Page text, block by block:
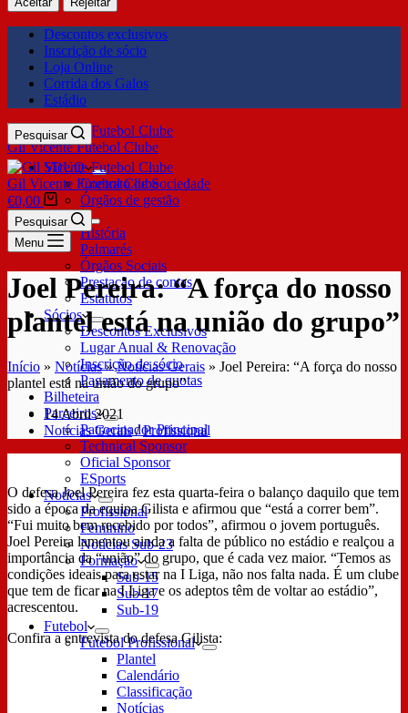
Descontos exclusivos
Inscrição de sócio
Loja Online
Corrida dos Galos
Estádio
Gil Vicente Futebol Clube
Pesquisar
SDUQ
Contrato de Sociedade
Órgãos de gestão
Clube
História
Palmarés
Órgãos Sociais
Prestação de contas
Estatutos
Sócios
Descontos Exclusivos
Lugar Anual & Renovação
Inscrição de sócio
Pagamento de quotas
Bilheteira
Parceiros
Patrocinador Principal
Technical Sponsor
Oficial Sponsor
ESports
Notícias
Profissional
Feminino
Notícias Sub-23
Formação
Sub-15
Sub-17
Sub-19
Futebol
Futebol Profissional
Plantel
Calendário
Classificação
Notícias
Gil Vicente Futebol Clube
€0,00
Pesquisar
Menu
Joel Pereira: “A força do nosso
plantel está na união do grupo”
Início » Notícias»Notícias Gerais » Joel Pereira: “A força do nosso
plantel está na união do grupo”
14 Abril 2021
Notícias Gerais/Profissional
O defesa Joel Pereira fez esta quarta-feira o balanço daquilo que tem
sido a época da equipa Gilista e afirmou que “está a correr bem”.
“Fui muito bem recebido por todos”, afirmou o jovem português.
Joel Pereira lamentou ainda a falta de público no estádio e realçou a
importância da “união” do grupo, que é cada vez maior. “Temos as
condições ideais para estar na I Liga, não nos falta nada. É um clube
que tem de ficar na I Liga e os adeptos têm de voltar ao estádio”,
acrescentou.
Confira a entrevista do defesa Gilista: